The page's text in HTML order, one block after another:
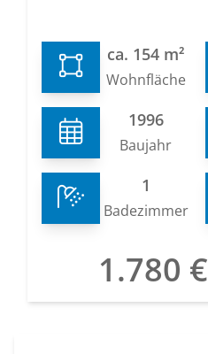
ca. 154 m²
Wohnfläche
1996
Baujahr
1
Badezimmer
1.780 €